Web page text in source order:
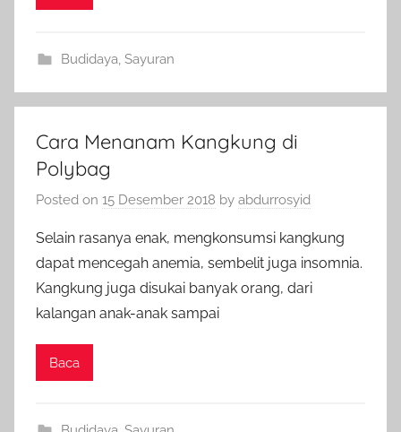
Budidaya Sayuran
Cara Menanam Kangkung di
Polybag
Posted on 15 Desember 2018 by abdurrosyid
Selain rasanya enak, mengkonsumsi kangkung
dapat mencegah anemia, sembelit juga insomnia.
Kangkung juga disukai banyak orang, dari
kalangan anak-anak sampai
Baca